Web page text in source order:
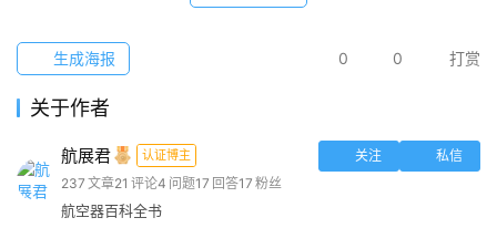
摊
客
户
端
0 0 打赏
生成海报
关于作者
航展君 认证博主 关注
私信
237 文章21 评论4 问题17 回答17 粉丝
航空器百科全书